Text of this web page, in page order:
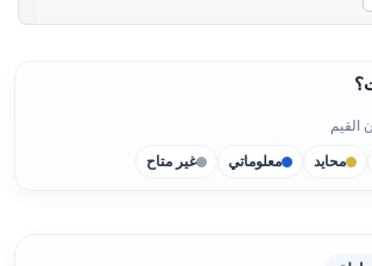
القيم
محايد معلوماتي غير متاح